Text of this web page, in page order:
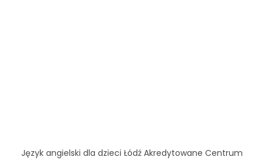
Język angielski dla dzieci Łódź Akredytowane Centrum